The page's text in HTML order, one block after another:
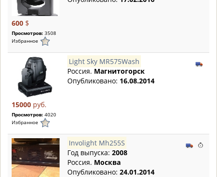
600 $
Просмотров: 3508
Избранное
15000 руб.
Просмотров: 4020
Избранное
Light Sky MR575Wash
Россия. Магнитогорск
Опубликовано: 16.08.2014
Involight Mh255S
Год выпуска: 2008
Россия. Москва
Опубликовано: 24.01.2014